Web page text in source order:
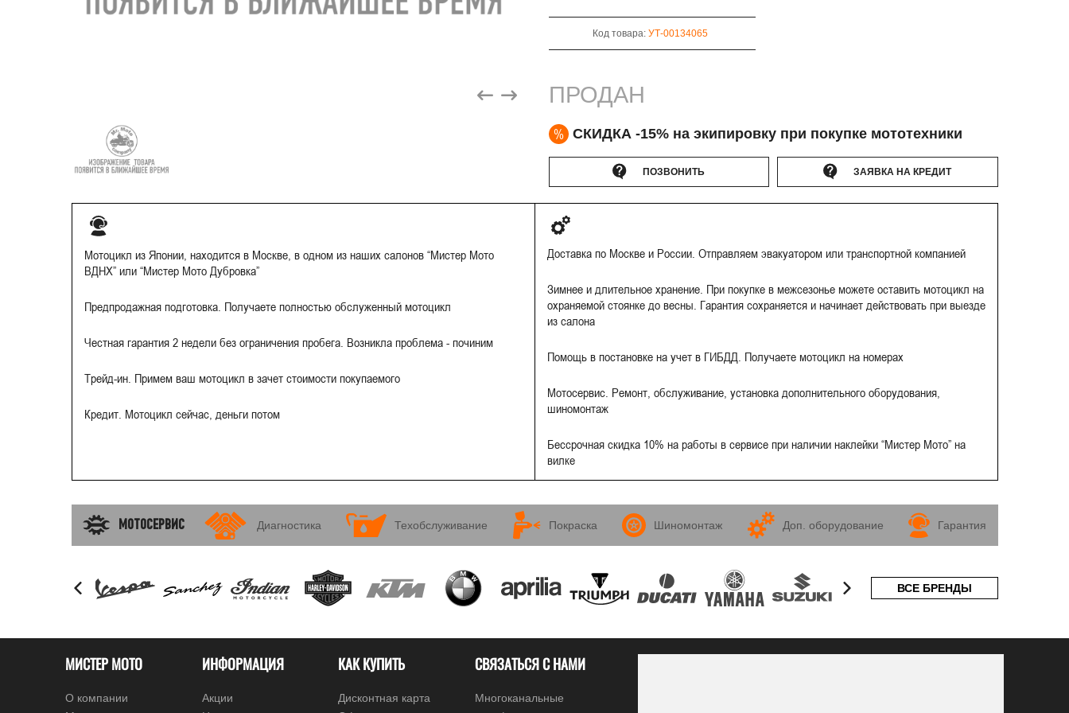
Код товара: УТ-00134065
ПРОДАН
% СКИДКА -15% на экипировку при покупке мототехники
ПОЗВОНИТЬ ЗАЯВКА НА КРЕДИТ
Мотоцикл из Японии, находится в Москве, в одном из наших салонов “Мистер Мото
ВДНХ” или “Мистер Мото Дубровка”
Предпродажная подготовка. Получаете полностью обслуженный мотоцикл
Честная гарантия 2 недели без ограничения пробега. Возникла проблема - починим
Трейд-ин. Примем ваш мотоцикл в зачет стоимости покупаемого
Кредит. Мотоцикл сейчас, деньги потом
Доставка по Москве и России. Отправляем эвакуатором или транспортной компанией
Зимнее и длительное хранение. При покупке в межсезонье можете оставить мотоцикл на
охраняемой стоянке до весны. Гарантия сохраняется и начинает действовать при выезде
из салона
Помощь в постановке на учет в ГИБДД. Получаете мотоцикл на номерах
Мотосервис. Ремонт, обслуживание, установка дополнительного оборудования,
шиномонтаж
Бессрочная скидка 10% на работы в сервисе при наличии наклейки “Мистер Мото” на
вилке
МОТОСЕРВИС Диагностика Техобслуживание Покраска Шиномонтаж Доп. оборудование Гарантия
ВСЕ БРЕНДЫ
МИСТЕР МОТО
О компании
ИНФОРМАЦИЯ
Акции
КАК КУПИТЬ
Дисконтная карта
СВЯЗАТЬСЯ С НАМИ
Многоканальные